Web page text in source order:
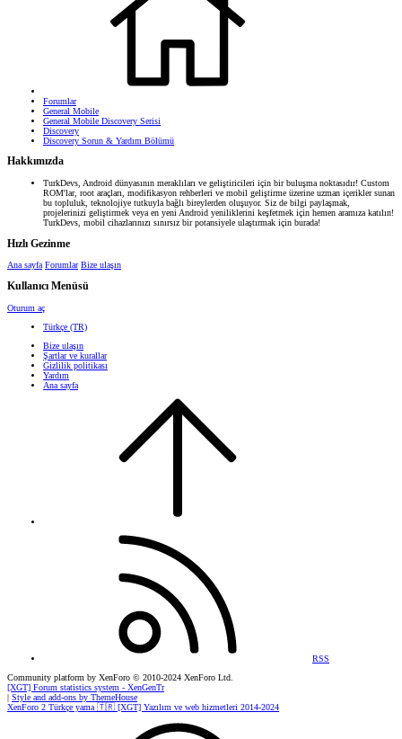
Forumlar
General Mobile
General Mobile Discovery Serisi
Discovery
Discovery Sorun & Yardım Bölümü
Hakkımızda
TurkDevs, Android dünyasının meraklıları ve geliştiricileri için bir buluşma noktasıdır! Custom
ROM'lar, root araçları, modifikasyon rehberleri ve mobil geliştirme üzerine uzman içerikler sunan
bu topluluk, teknolojiye tutkuyla bağlı bireylerden oluşuyor. Siz de bilgi paylaşmak,
projelerinizi geliştirmek veya en yeni Android yeniliklerini keşfetmek için hemen aramıza katılın!
TurkDevs, mobil cihazlarınızı sınırsız bir potansiyele ulaştırmak için burada!
Hızlı Gezinme
Ana sayfa Forumlar Bize ulaşın
Kullanıcı Menüsü
Oturum aç
Türkçe (TR)
Bize ulaşın
Şartlar ve kurallar
Gizlilik politikası
Yardım
Ana sayfa
RSS
Community platform by XenForo © 2010-2024 XenForo Ltd.
[XGT] Forum statistics system - XenGenTr
| Style and add-ons by ThemeHouse
XenForo 2 Türkçe yama 🇹🇷 [XGT] Yazılım ve web hizmetleri 2014-2024